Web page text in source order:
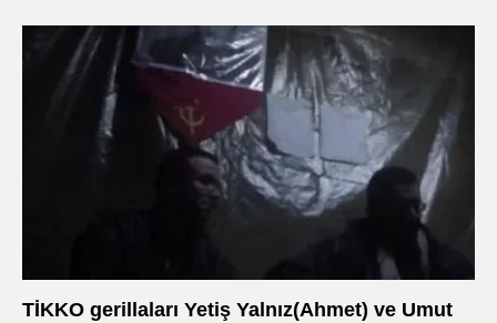
TİKKO gerillaları Yetiş Yalnız(Ahmet) ve Umut